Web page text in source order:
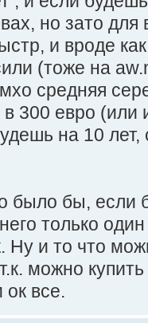
но зато для
и вроде
(тоже на
средняя
в 300 евро
на 10
было бы, если
только
Ну и то что
можно
ок все.